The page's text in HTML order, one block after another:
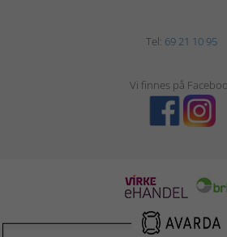
Tel: 69 21 10 95
Vi finnes på